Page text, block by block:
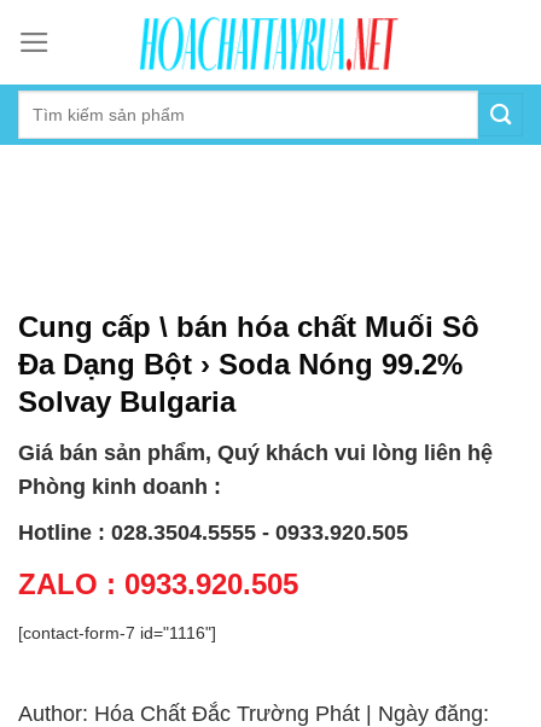
content
Cung cấp \ bán hóa chất Muối Sô
Đa Dạng Bột › Soda Nóng 99.2%
Solvay Bulgaria
Giá bán sản phẩm, Quý khách vui lòng liên hệ
Phòng kinh doanh :
Hotline : 028.3504.5555 - 0933.920.505
ZALO : 0933.920.505
[contact-form-7 id="1116"]
Author: Hóa Chất Đắc Trường Phát | Ngày đăng: